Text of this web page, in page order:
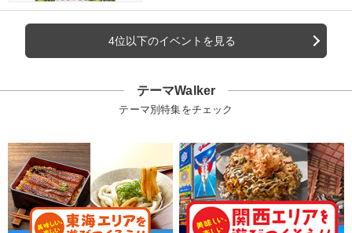
4位以下のイベントを見る
テーマWalker
テーマ別特集をチェック